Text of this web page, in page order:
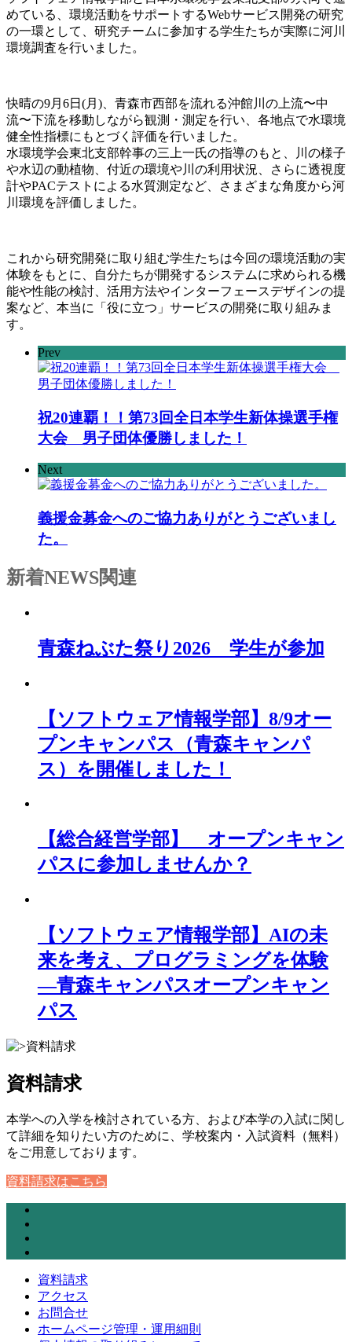
めている、環境活動をサポートするWebサービス開発の研究
の一環として、研究チームに参加する学生たちが実際に河川
環境調査を行いました。
快晴の9月6日(月)、青森市西部を流れる沖館川の上流〜中
流〜下流を移動しながら観測・測定を行い、各地点で水環境
健全性指標にもとづく評価を行いました。
水環境学会東北支部幹事の三上一氏の指導のもと、川の様子
や水辺の動植物、付近の環境や川の利用状況、さらに透視度
計やPACテストによる水質測定など、さまざまな角度から河
川環境を評価しました。
これから研究開発に取り組む学生たちは今回の環境活動の実
体験をもとに、自分たちが開発するシステムに求められる機
能や性能の検討、活用方法やインターフェースデザインの提
案など、本当に「役に立つ」サービスの開発に取り組みま
す。
Prev
祝20連覇！！第73回全日本学生新体操選手権
大会 男子団体優勝しました！
Next
義援金募金へのご協力ありがとうございまし
た。
新着NEWS関連
青森ねぶた祭り2026 学生が参加
【ソフトウェア情報学部】8/9オー
プンキャンパス（青森キャンパ
ス）を開催しました！
【総合経営学部】 オープンキャン
パスに参加しませんか？
【ソフトウェア情報学部】AIの未
来を考え、プログラミングを体験
―青森キャンパスオープンキャン
パス
資料請求
本学への入学を検討されている方、および本学の入試に関し
て詳細を知りたい方のために、学校案内・入試資料（無料）
をご用意しております。
資料請求はこちら
資料請求
アクセス
お問合せ
ホームページ管理・運用細則